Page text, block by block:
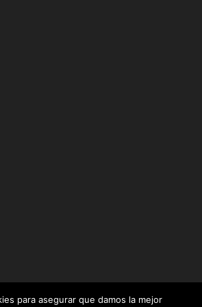
para asegurar que damos la mejor